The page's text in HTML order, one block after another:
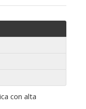
con alta